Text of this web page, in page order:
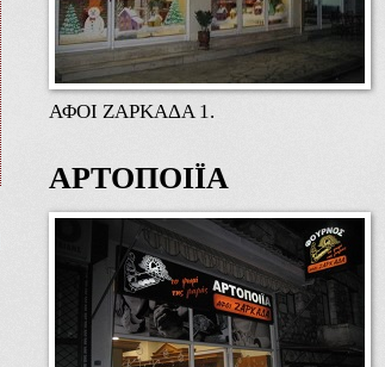
ΑΦΟΙ ΖΑΡΚΑΔΑ 1.
ΑΡΤΟΠΟΙΪΑ